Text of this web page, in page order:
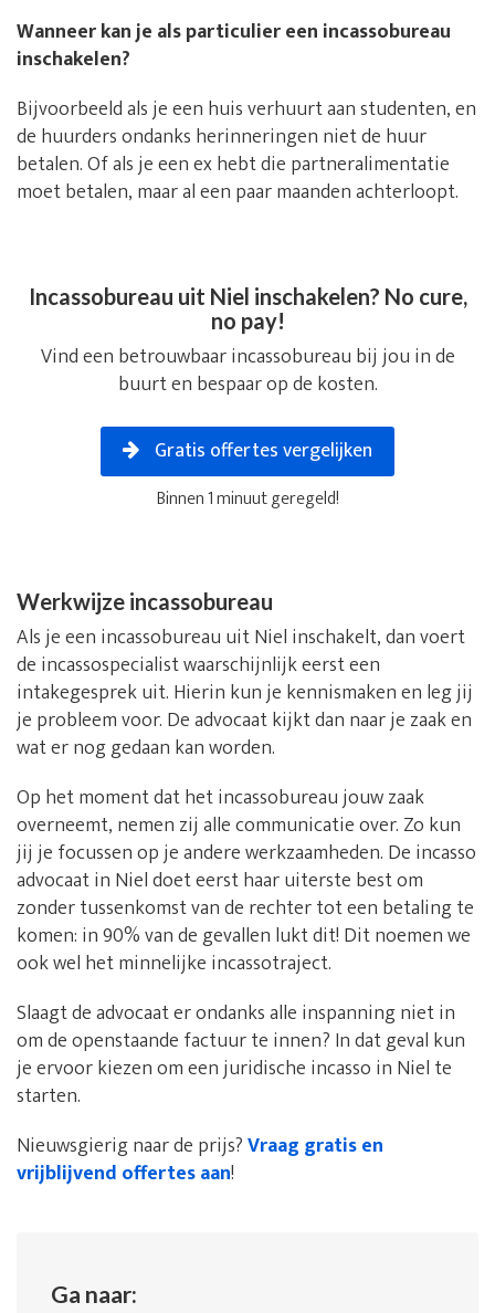
Wanneer kan je als particulier een incassobureau
inschakelen?
Bijvoorbeeld als je een huis verhuurt aan studenten, en
de huurders ondanks herinneringen niet de huur
betalen. Of als je een ex hebt die partneralimentatie
moet betalen, maar al een paar maanden achterloopt.
Incassobureau uit Niel inschakelen? No cure,
no pay!
Vind een betrouwbaar incassobureau bij jou in de
buurt en bespaar op de kosten.
Gratis offertes vergelijken
Binnen 1 minuut geregeld!
Werkwijze incassobureau
Als je een incassobureau uit Niel inschakelt, dan voert
de incassospecialist waarschijnlijk eerst een
intakegesprek uit. Hierin kun je kennismaken en leg jij
je probleem voor. De advocaat kijkt dan naar je zaak en
wat er nog gedaan kan worden.
Op het moment dat het incassobureau jouw zaak
overneemt, nemen zij alle communicatie over. Zo kun
jij je focussen op je andere werkzaamheden. De incasso
advocaat in Niel doet eerst haar uiterste best om
zonder tussenkomst van de rechter tot een betaling te
komen: in 90% van de gevallen lukt dit! Dit noemen we
ook wel het minnelijke incassotraject.
Slaagt de advocaat er ondanks alle inspanning niet in
om de openstaande factuur te innen? In dat geval kun
je ervoor kiezen om een juridische incasso in Niel te
starten.
Nieuwsgierig naar de prijs?Vraag gratis en
vrijblijvend offertes aan!
Ga naar: